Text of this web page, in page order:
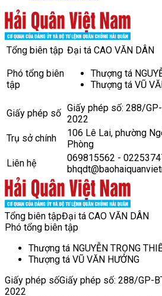
Tổng biên tập Đại tá CAO VĂN DÂN
Phó tổng biên
tập
Thượng tá
Thượng tá VŨ
Giấy phép số Giấy phép số: 288/
2022
Trụ sở chính
106 Lê Lai, phường
Phòng
Liên hệ
069815562 -
Tổng biên tậpĐại tá CAO VĂN DÂN
Phó tổng biên tập
Thượng tá NGUYỄN TRỌNG
Thượng tá VŨ VĂN HƯỞNG
Giấy phép sốGiấy phép số: 288/GP-
2022